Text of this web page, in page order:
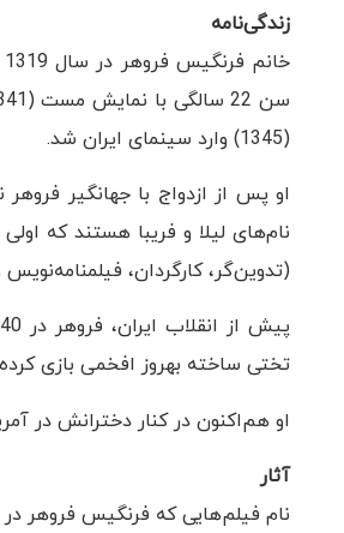
زندگی‌نامه
(1345) وارد سینمای ایران شد.
او پس از ازدواج با جهانگیر
نام‌های لیلا و فریبا هستند که
(تدوین‌گر، کارگردان،
تختی ساخته بهروز افخمی بازی
او هم‌اکنون در کنار دخترانش در
آثار
نام فیلم‌هایی که فرنگیس فروهر